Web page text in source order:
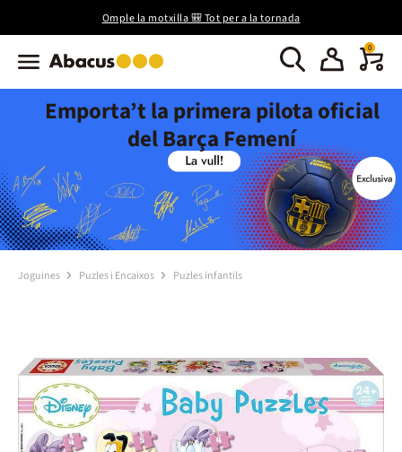
Omple la motxilla 🎒 Tot per a la tornada
0
Emporta’t la primera pilota oficial
del Barça Femení
Joguines Puzles i Encaixos Puzles infantils